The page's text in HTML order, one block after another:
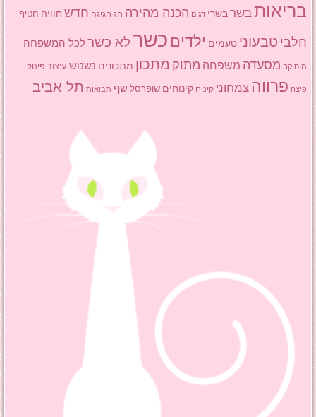
בריאותבשר בשרי דגים הכנה מהירה חג חגיגה חדש חוויה חטיף
חלבי טבעוני טעמים ילדים כשרלא כשר לכל המשפחה
מוסיקה מסעדה משפחה מתוק מתכון מתכונים נשנוש עיצוב פינוק
פיצה פרווה צמחוני קינוח קינוחים שופרסל שף תבואות תל אביב